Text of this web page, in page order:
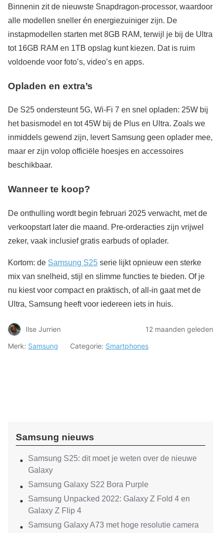
Binnenin zit de nieuwste Snapdragon-processor, waardoor
alle modellen sneller én energiezuiniger zijn. De
instapmodellen starten met 8GB RAM, terwijl je bij de Ultra
tot 16GB RAM en 1TB opslag kunt kiezen. Dat is ruim
voldoende voor foto’s, video’s en apps.
Opladen en extra’s
De S25 ondersteunt 5G, Wi-Fi 7 en snel opladen: 25W bij
het basismodel en tot 45W bij de Plus en Ultra. Zoals we
inmiddels gewend zijn, levert Samsung geen oplader mee,
maar er zijn volop officiële hoesjes en accessoires
beschikbaar.
Wanneer te koop?
De onthulling wordt begin februari 2025 verwacht, met de
verkoopstart later die maand. Pre-orderacties zijn vrijwel
zeker, vaak inclusief gratis earbuds of oplader.
Kortom: de Samsung S25 serie lijkt opnieuw een sterke
mix van snelheid, stijl en slimme functies te bieden. Of je
nu kiest voor compact en praktisch, of all-in gaat met de
Ultra, Samsung heeft voor iedereen iets in huis.
Ilse Jurrien
12 maanden geleden
Merk: Samsung Categorie: Smartphones
Samsung nieuws
Samsung S25: dit moet je weten over de nieuwe
Galaxy
Samsung Galaxy S22 Bora Purple
Samsung Unpacked 2022: Galaxy Z Fold 4 en
Galaxy Z Flip 4
Samsung Galaxy A73 met hoge resolutie camera